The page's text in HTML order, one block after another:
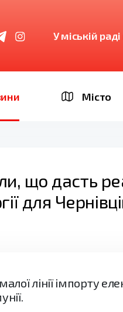
У міській
Місто
що дасть
для
лінії імпорту